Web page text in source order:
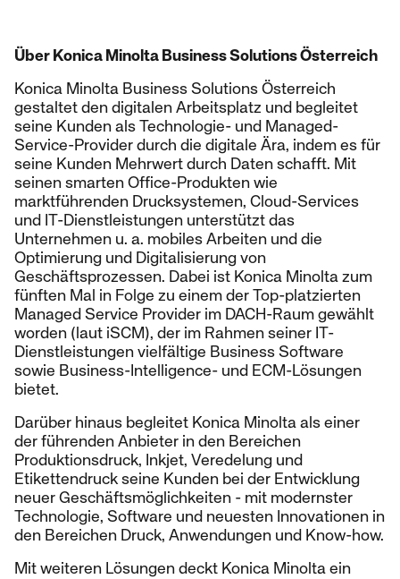
Über Konica Minolta Business Solutions Österreich
Konica Minolta Business Solutions Österreich
gestaltet den digitalen Arbeitsplatz und begleitet
seine Kunden als Technologie- und Managed-
Service-Provider durch die digitale Ära, indem es für
seine Kunden Mehrwert durch Daten schafft. Mit
seinen smarten Office-Produkten wie
marktführenden Drucksystemen, Cloud-Services
und IT-Dienstleistungen unterstützt das
Unternehmen u. a. mobiles Arbeiten und die
Optimierung und Digitalisierung von
Geschäftsprozessen. Dabei ist Konica Minolta zum
fünften Mal in Folge zu einem der Top-platzierten
Managed Service Provider im DACH-Raum gewählt
worden (laut iSCM), der im Rahmen seiner IT-
Dienstleistungen vielfältige Business Software
sowie Business-Intelligence- und ECM-Lösungen
bietet.
Darüber hinaus begleitet Konica Minolta als einer
der führenden Anbieter in den Bereichen
Produktionsdruck, Inkjet, Veredelung und
Etikettendruck seine Kunden bei der Entwicklung
neuer Geschäftsmöglichkeiten - mit modernster
Technologie, Software und neuesten Innovationen in
den Bereichen Druck, Anwendungen und Know-how.
Mit weiteren Lösungen deckt Konica Minolta ein